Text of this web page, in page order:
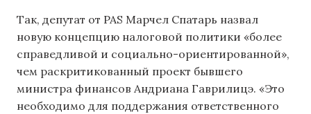
Так, депутат от PAS Марчел Спатарь назвал
новую концепцию налоговой политики «более
справедливой и социально-ориентированной»,
чем раскритикованный проект бывшего
министра финансов Андриана Гаврилицэ. «Это
необходимо для поддержания ответственного